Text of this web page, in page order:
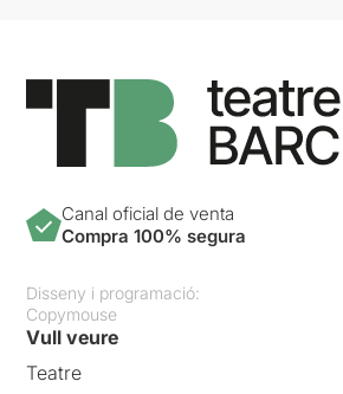
Canal oficial de venta
Compra 100% segura
Disseny i programació:
Copymouse
Vull veure
Teatre